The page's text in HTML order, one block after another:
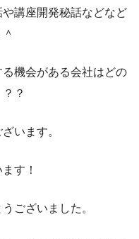
講座開発秘話などなど
機会がある会社はどの
？
います。
す！
ございました。